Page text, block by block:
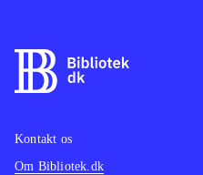
Kontakt os
Om Bibliotek.dk